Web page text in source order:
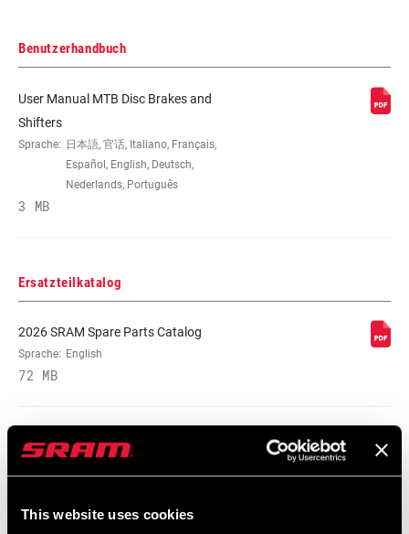
This website uses cookies
Benutzerhandbuch
User Manual MTB Disc Brakes and
Shifters
Sprache: 日本語, 官话, Italiano, Français,
Español, English, Deutsch,
Nederlands, Português
3 MB
Ersatzteilkatalog
2026 SRAM Spare Parts Catalog
Sprache: English
72 MB
SRAM Gewährleistung
604kb